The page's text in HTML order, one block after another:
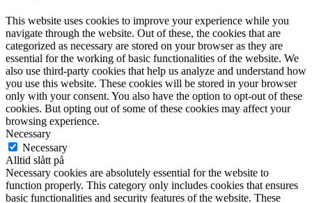
This website uses cookies to improve your experience while you
navigate through the website. Out of these, the cookies that are
categorized as necessary are stored on your browser as they are
essential for the working of basic functionalities of the website. We
also use third-party cookies that help us analyze and understand how
you use this website. These cookies will be stored in your browser
only with your consent. You also have the option to opt-out of these
cookies. But opting out of some of these cookies may affect your
browsing experience.
Necessary
Necessary
Alltid slått på
Necessary cookies are absolutely essential for the website to
function properly. This category only includes cookies that ensures
basic functionalities and security features of the website. These